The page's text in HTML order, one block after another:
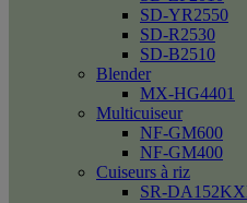
SD-YR2550
SD-R2530
SD-B2510
Blender
MX-HG4401
Multicuiseur
NF-GM600
NF-GM400
Cuiseurs à riz
SR-